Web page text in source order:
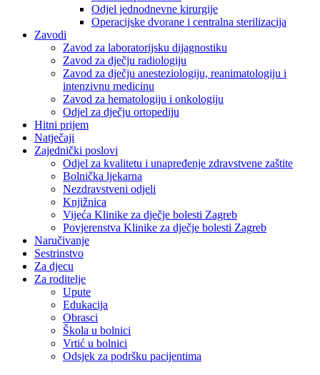
Odjel jednodnevne kirurgije
Operacijske dvorane i centralna sterilizacija
Zavodi
Zavod za laboratorijsku dijagnostiku
Zavod za dječju radiologiju
Zavod za dječju anesteziologiju, reanimatologiju i
intenzivnu medicinu
Zavod za hematologiju i onkologiju
Odjel za dječju ortopediju
Hitni prijem
Natječaji
Zajednički poslovi
Odjel za kvalitetu i unapređenje zdravstvene zaštite
Bolnička ljekarna
Nezdravstveni odjeli
Knjižnica
Vijeća Klinike za dječje bolesti Zagreb
Povjerenstva Klinike za dječje bolesti Zagreb
Naručivanje
Sestrinstvo
Za djecu
Za roditelje
Upute
Edukacija
Obrasci
Škola u bolnici
Vrtić u bolnici
Odsjek za podršku pacijentima